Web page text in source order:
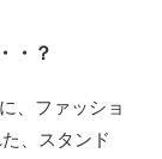
・？
、ファッショ
、スタンド